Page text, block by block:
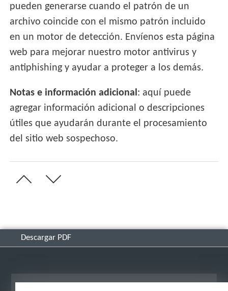
pueden generarse cuando el patrón de un
archivo coincide con el mismo patrón incluido
en un motor de detección. Envíenos esta página
web para mejorar nuestro motor antivirus y
antiphishing y ayudar a proteger a los demás.
Notas e información adicional: aquí puede
agregar información adicional o descripciones
útiles que ayudarán durante el procesamiento
del sitio web sospechoso.
Descargar PDF